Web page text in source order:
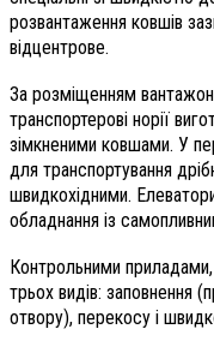
розвантаження ковшів
відцентрове.
За розміщенням
транспортерові норії
зімкненими ковшами. У
для транспортування
швидкохідними.
обладнання із
Контрольними
трьох видів: заповнення
отвору), перекосу і